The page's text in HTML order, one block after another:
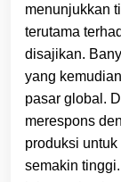
menunjukkan
terutama
disajikan.
yang
pasar global.
merespons
produksi
semakin